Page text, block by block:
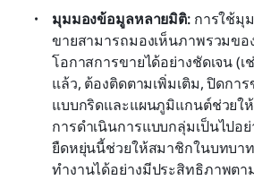
มุมมองข้อมูลหลายมิติ: การใช้มุ
ขายสามารถมองเห็นภาพรวมข
โอกาสการขายได้อย่างชัดเจน (
แล้ว, ต้องติดตามเพิ่มเติม, ปิดกา
แบบกริดและแผนภูมิแกนต์ช่วยใ
การดำเนินการแบบกลุ่มเป็นไปอ
ยืดหยุ่นนี้ช่วยให้สมาชิกในบทบา
ทำงานได้อย่างมีประสิทธิภาพต